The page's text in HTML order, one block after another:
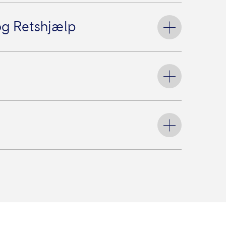
Retshjælp
forvolde skade på andre personer og deres
os, dækker den disse udgifter.
grund af alvorlig sygdom eller dødsfald i